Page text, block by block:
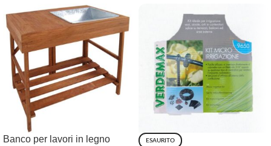
Banco per lavori in legno
ESAURITO